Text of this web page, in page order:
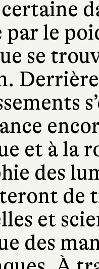
par le
se
Derrière
et à la
des
de
et
des